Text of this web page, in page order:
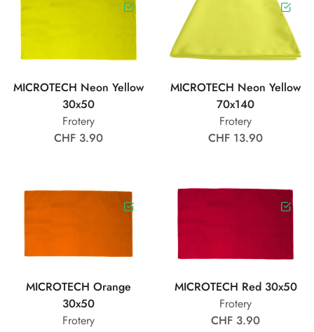
MICROTECH Neon Yellow
30x50
Frotery
CHF 3.90
MICROTECH Neon Yellow
70x140
Frotery
CHF 13.90
MICROTECH Orange
30x50
Frotery
MICROTECH Red 30x50
Frotery
CHF 3.90